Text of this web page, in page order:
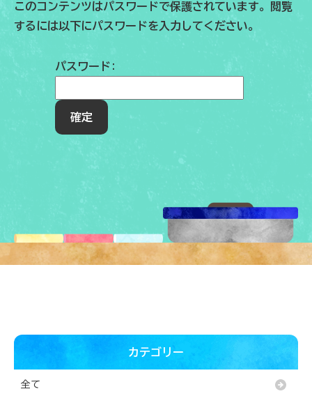
このコンテンツはパスワードで保護されています。閲覧
するには以下にパスワードを入力してください。
パスワード:
カテゴリー
全て